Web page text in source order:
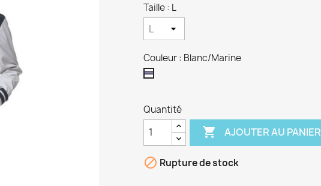
Taille : L
Couleur : Blanc/Marine
Blanc/Marine
Quantité
 AJOUTER AU PANIER
 Rupture de stock